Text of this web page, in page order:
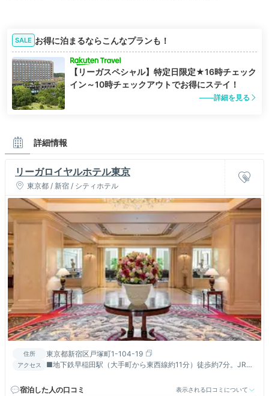
SALE お得に泊まるならこんなプランも！
【リーガスペシャル】特定日限定★16時チェック
イン～10時チェックアウトでお得にステイ！
詳細を見る
詳細情報
リーガロイヤルホテル東京
東京都 / 新宿 / シティホテル
住所 東京都新宿区戸塚町1-104-19
アクセス
■地下鉄早稲田駅（大手町から東西線約11分）徒歩約7分。JR高
分
宿泊した人の口コミ 表示される口コミについて